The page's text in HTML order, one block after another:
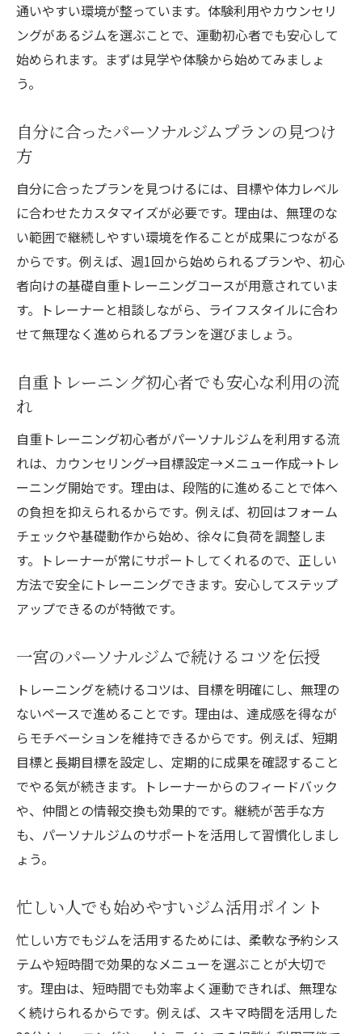
通いやすい環境が整っています。体験利用やカウンセリ
ングがあるジムを選ぶことで、運動初心者でも安心して
始められます。まずは見学や体験から始めてみましょ
う。
自分に合ったパーソナルジムプランの見つけ
方
自分に合ったプランを見つけるには、目標や体力レベル
に合わせたカスタマイズが必要です。理由は、無理のな
い範囲で継続しやすい環境を作ることが成果につながる
からです。例えば、週1回から始められるプランや、初心
者向けの基礎自重トレーニングコースが用意されていま
す。トレーナーと相談しながら、ライフスタイルに合わ
せて無理なく進められるプランを選びましょう。
自重トレーニング初心者でも安心な利用の流
れ
自重トレーニング初心者がパーソナルジムを利用する流
れは、カウンセリング→目標設定→メニュー作成→トレ
ーニング開始です。理由は、段階的に進めることで体へ
の負担を抑えられるからです。例えば、初回はフォーム
チェックや基礎動作から始め、徐々に負荷を調整しま
す。トレーナーが常にサポートしてくれるので、正しい
方法で安全にトレーニングできます。安心してステップ
アップできるのが特徴です。
一宮のパーソナルジムで続けるコツを伝授
トレーニングを続けるコツは、目標を明確にし、無理の
ないペースで進めることです。理由は、達成感を得なが
らモチベーションを維持できるからです。例えば、短期
目標と長期目標を設定し、定期的に成果を確認すること
でやる気が続きます。トレーナーからのフィードバック
や、仲間との情報交換も効果的です。継続が苦手な方
も、パーソナルジムのサポートを活用して習慣化しまし
ょう。
忙しい人でも始めやすいジム活用ポイント
忙しい方でもジムを活用するためには、柔軟な予約シス
テムや短時間で効果的なメニューを選ぶことが大切で
す。理由は、短時間でも効率よく運動できれば、無理な
く続けられるからです。例えば、スキマ時間を活用した